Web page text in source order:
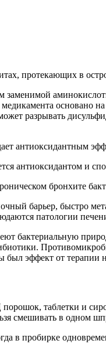
протекающих в
разрывать
антиоксидантным
антиоксидантом и
бронхите
барьер, быстро
патологии
бактериальную
был эффект от
таблетки и
смешивать в одном
в пробирке